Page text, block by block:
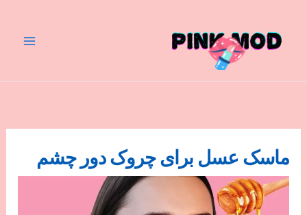
محتوا
ماسک عسل برای چروک دور چشم